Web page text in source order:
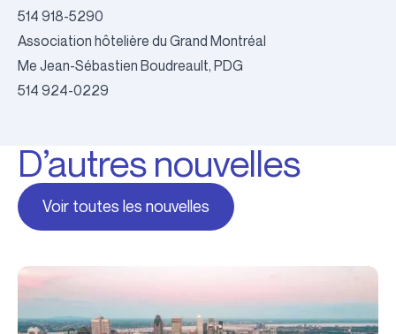
514 918-5290
Association hôtelière du Grand Montréal
Me Jean-Sébastien Boudreault, PDG
514 924-0229
D’autres nouvelles
Voir toutes les nouvelles